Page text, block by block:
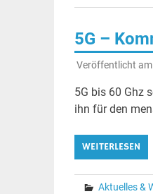
5G –
Veröffentlicht am
5G bis 60 Ghz
ihn für den
WEITERLESEN
Aktuelles &